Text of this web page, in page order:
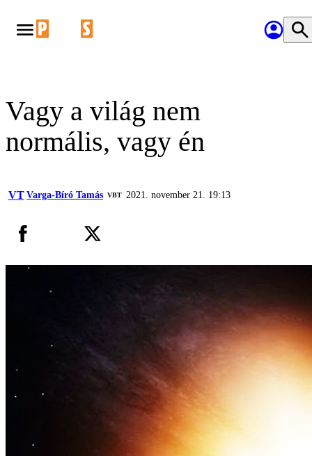
Vagy a világ nem
normális, vagy én
VT Varga-Bíró Tamás VBT 2021. november 21. 19:13